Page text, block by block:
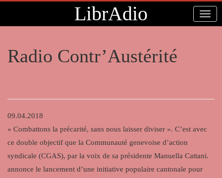
LibrAdio
Radio Contr’Austérité
09.04.2018
« Combattons la précarité, sans nous laisser diviser ». C’est avec
ce double objectif que la Communauté genevoise d’action
syndicale (CGAS), par la voix de sa présidente Manuella Cattani.
annonce le lancement d’une initiative populaire cantonale pour